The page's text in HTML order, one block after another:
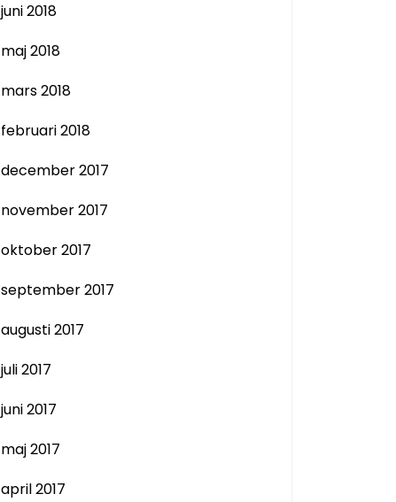
juni 2018
maj 2018
mars 2018
februari 2018
december 2017
november 2017
oktober 2017
september 2017
augusti 2017
juli 2017
juni 2017
maj 2017
april 2017